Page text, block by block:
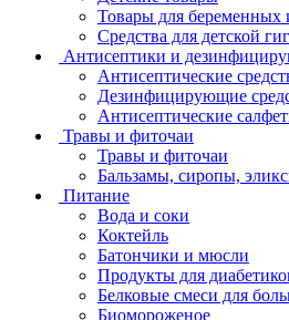
Товары для беременных
Средства для детской
Антисептики и
Антисептические
Дезинфицирующие
Антисептические
Травы и фиточаи
Травы и фиточаи
Бальзамы, сиропы,
Питание
Вода и соки
Коктейль
Батончики и мюсли
Продукты для
Белковые смеси для
Биомороженое